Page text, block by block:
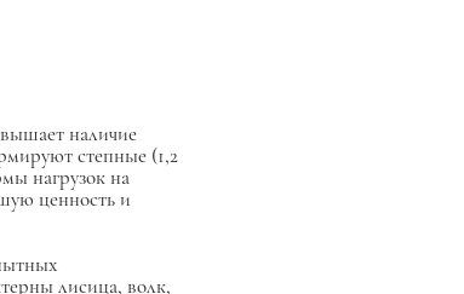
наличие
степные (1,2
нагрузок на
ценность и
лисица, волк,